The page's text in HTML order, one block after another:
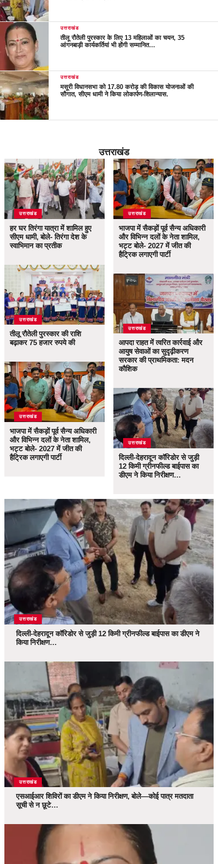
उत्तराखंड
तीलू रौतेली पुरस्कार के लिए 13 महिलाओं का चयन, 35
आंगनबाड़ी कार्यकर्तियां भी होंगी सम्मानित…
उत्तराखंड
मसूरी विधानसभा को 17.80 करोड़ की विकास योजनाओं की
सौगात, सीएम धामी ने किया लोकार्पण-शिलान्यास.
उत्तराखंड
उत्तराखंड
हर घर तिरंगा यात्रा में शामिल हुए
सीएम धामी, बोले- तिरंगा देश के
स्वाभिमान का प्रतीक
उत्तराखंड
तीलू रौतेली पुरस्कार की राशि
बढ़ाकर 75 हजार रुपये की
उत्तराखंड
भाजपा में सैकड़ों पूर्व सैन्य अधिकारी
और विभिन्न दलों के नेता शामिल,
भट्ट बोले- 2027 में जीत की
हैट्रिक लगाएगी पार्टी
उत्तराखंड
भाजपा में सैकड़ों पूर्व सैन्य अधिकारी
और विभिन्न दलों के नेता शामिल,
भट्ट बोले- 2027 में जीत की
हैट्रिक लगाएगी पार्टी
उत्तराखंड
आपदा राहत में त्वरित कार्रवाई और
आयुष सेवाओं का सुदृढ़ीकरण
सरकार की प्राथमिकता: मदन
कौशिक
उत्तराखंड
दिल्ली-देहरादून कॉरिडोर से जुड़ी
12 किमी ग्रीनफील्ड बाईपास का
डीएम ने किया निरीक्षण…
उत्तराखंड
दिल्ली-देहरादून कॉरिडोर से जुड़ी 12 किमी ग्रीनफील्ड बाईपास का डीएम ने
किया निरीक्षण…
उत्तराखंड
एसआईआर शिविरों का डीएम ने किया निरीक्षण, बोले—कोई पात्र मतदाता
सूची से न छूटे…